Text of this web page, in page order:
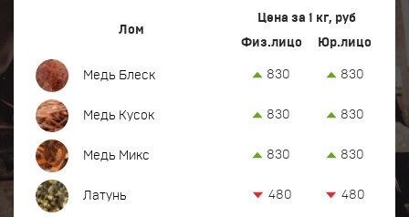
Закупка оргтехники и оборудования
Контакты
Лом
Цена за 1 кг, руб
Физ.лицо
Юр.лицо
Медь Блеск 830 830
Медь Кусок 830 830
Медь Микс 830 830
Латунь 480 480